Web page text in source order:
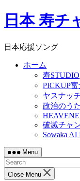
Skip
to日本 寿チ
日本応援ソング
ホーム
寿STUDIO
PICKUP
ヤスナッ
政治のう
破滅チャ
Sowaka AI
Menu
Close Menu